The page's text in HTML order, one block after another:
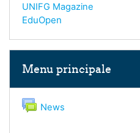
UNIFG Magazine
EduOpen
Menu principale
News